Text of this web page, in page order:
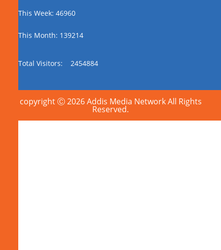
This Week: 46960
This Month: 139214
Total Visitors: 2454884
copyright Ⓒ 2026 Addis Media Network All Rights
Reserved.